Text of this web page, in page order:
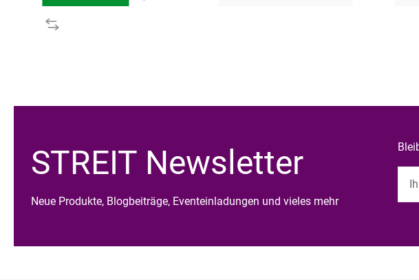
STREIT Newsletter
Neue Produkte, Blogbeiträge, Eventeinladungen und vieles mehr